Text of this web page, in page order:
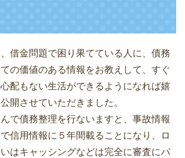
借金問題で困り果てている人に、債務
の価値のある情報をお教えして、すぐ
配もない生活ができるようになれば嬉
開させていただきました。
で債務整理を行ないますと、事故情報
信用情報に５年間載ることになり、ロ
はキャッシングなどは完全に審査にパ